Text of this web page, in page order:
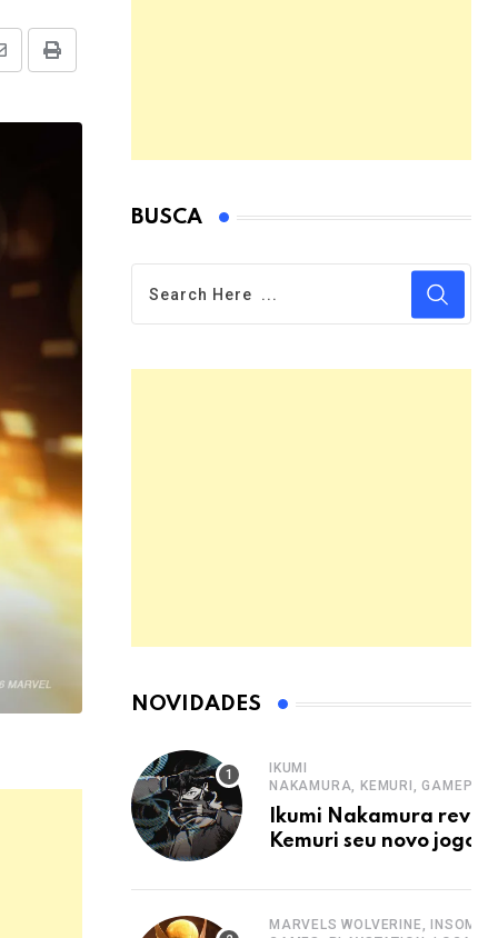
Print
BUSCA
NOVIDADES
IKUMI
NAKAMURA, KEMURI,
Ikumi Nakamura
Kemuri seu novo jogo
MARVELS WOLVERINE,